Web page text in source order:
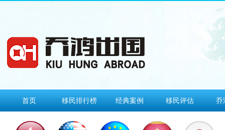
首页 移民排行榜 经典案例 移民评估 乔